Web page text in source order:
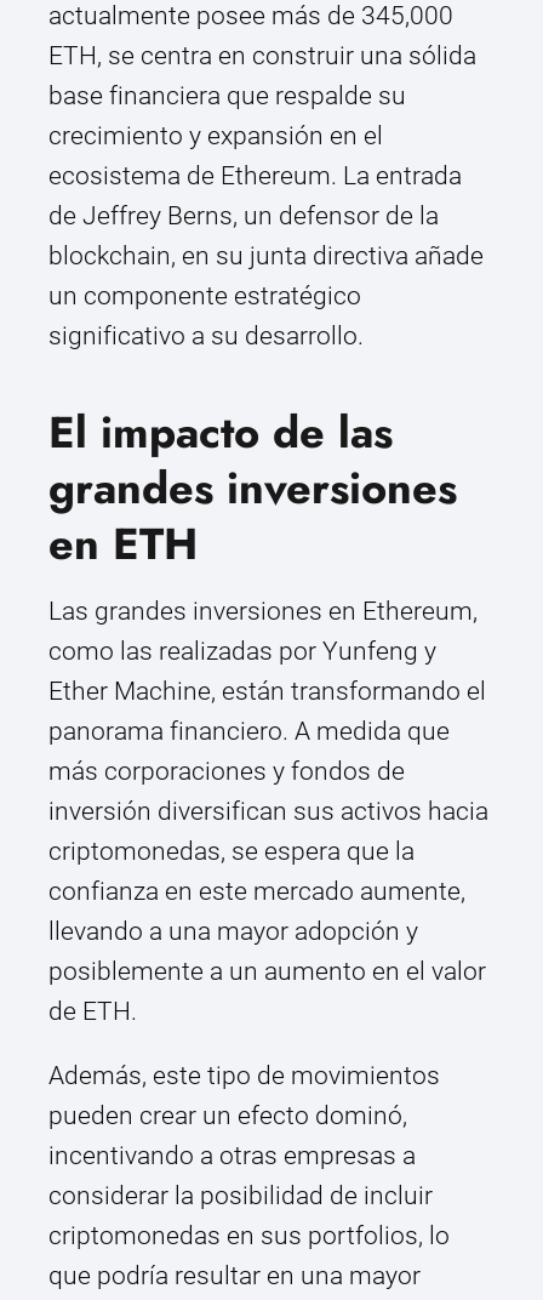
actualmente posee más de 345,000
ETH, se centra en construir una sólida
base financiera que respalde su
crecimiento y expansión en el
ecosistema de Ethereum. La entrada
de Jeffrey Berns, un defensor de la
blockchain, en su junta directiva añade
un componente estratégico
significativo a su desarrollo.
El impacto de las
grandes inversiones
en ETH
Las grandes inversiones en Ethereum,
como las realizadas por Yunfeng y
Ether Machine, están transformando el
panorama financiero. A medida que
más corporaciones y fondos de
inversión diversifican sus activos hacia
criptomonedas, se espera que la
confianza en este mercado aumente,
llevando a una mayor adopción y
posiblemente a un aumento en el valor
de ETH.
Además, este tipo de movimientos
pueden crear un efecto dominó,
incentivando a otras empresas a
considerar la posibilidad de incluir
criptomonedas en sus portfolios, lo
que podría resultar en una mayor